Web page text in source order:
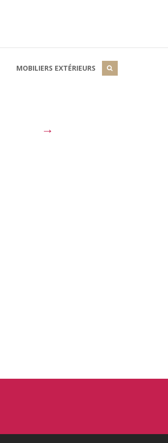
MOBILIERS EXTÉRIEURS
→